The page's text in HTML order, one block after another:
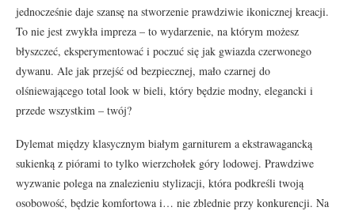
jednocześnie daje szansę na stworzenie prawdziwie ikonicznej kreacji.
To nie jest zwykła impreza – to wydarzenie, na którym możesz
błyszczeć, eksperymentować i poczuć się jak gwiazda czerwonego
dywanu. Ale jak przejść od bezpiecznej, mało czarnej do
olśniewającego total look w bieli, który będzie modny, elegancki i
przede wszystkim – twój?
Dylemat między klasycznym białym garniturem a ekstrawagancką
sukienką z piórami to tylko wierzchołek góry lodowej. Prawdziwe
wyzwanie polega na znalezieniu stylizacji, która podkreśli twoją
osobowość, będzie komfortowa i… nie zblednie przy konkurencji. Na